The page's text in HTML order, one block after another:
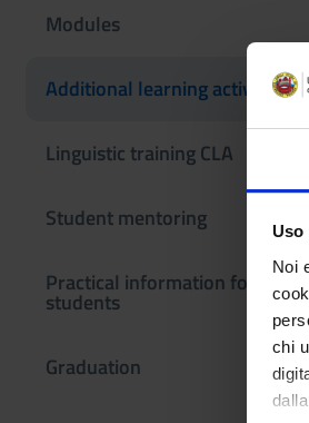
Uso
Noi
chi
Modules
Additional learning activities
Linguistic training CLA
Student mentoring
Practical information for
students
Graduation